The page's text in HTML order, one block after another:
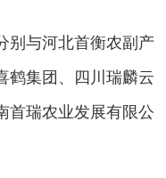
别与河北首衡农副产
鹤集团、四川瑞麟云
首瑞农业发展有限公